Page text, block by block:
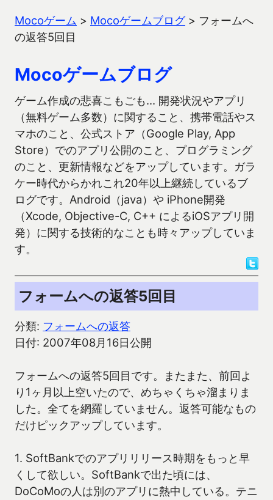
Mocoゲーム > Mocoゲームブログ> フォームへ
の返答5回目
Mocoゲームブログ
ゲーム作成の悲喜こもごも… 開発状況やアプリ
（無料ゲーム多数）に関すること、携帯電話やス
マホのこと、公式ストア（Google Play, App
Store）でのアプリ公開のこと、プログラミング
のこと、更新情報などをアップしています。ガラ
ケー時代からかれこれ20年以上継続しているブ
ログです。Android（java）や iPhone開発
（Xcode, Objective-C, C++ によるiOSアプリ開
発）に関する技術的なことも時々アップしていま
す。
フォームへの返答5回目
分類: フォームへの返答
日付: 2007年08月16日公開
フォームへの返答5回目です。またまた、前回よ
り1ヶ月以上空いたので、めちゃくちゃ溜まりま
した。全てを網羅していません。返答可能なもの
だけピックアップしています。
1. SoftBankでのアプリリリース時期をもっと早
くして欲しい。SoftBankで出た頃には、
DoCoMoの人は別のアプリに熱中している。テニ